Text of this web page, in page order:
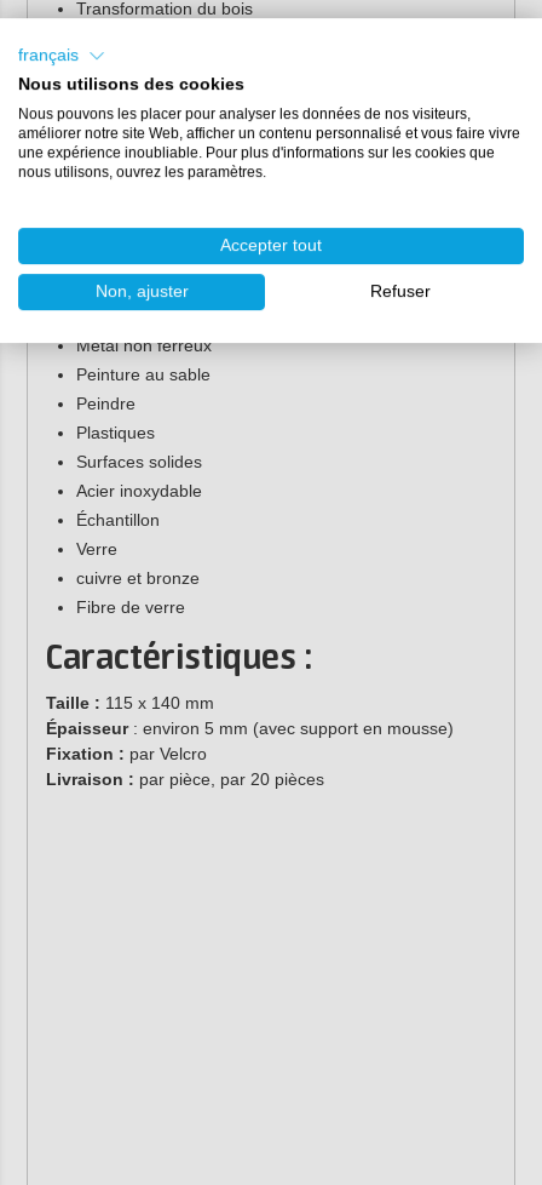
Transformation du bois
Traitement des composites
Navires
Véhicules
Matériaux appropriés pour
Bois dur
Acier doux / acier au carbone
Métal non ferreux
Peinture au sable
Peindre
Plastiques
Surfaces solides
Acier inoxydable
Échantillon
Verre
cuivre et bronze
Fibre de verre
Caractéristiques :
Taille : 115 x 140 mm
Épaisseur: environ 5 mm (avec support en mousse)
Fixation : par Velcro
Livraison : par pièce, par 20 pièces
français
Nous utilisons des cookies
Nous pouvons les placer pour analyser les données de nos visiteurs,
améliorer notre site Web, afficher un contenu personnalisé et vous faire vivre
une expérience inoubliable. Pour plus d'informations sur les cookies que
nous utilisons, ouvrez les paramètres.
Accepter tout
Non, ajuster Refuser